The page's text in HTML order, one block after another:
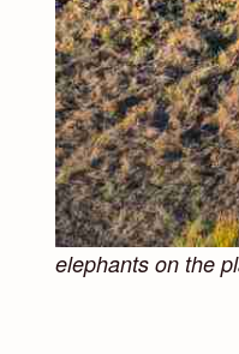
elephants on the